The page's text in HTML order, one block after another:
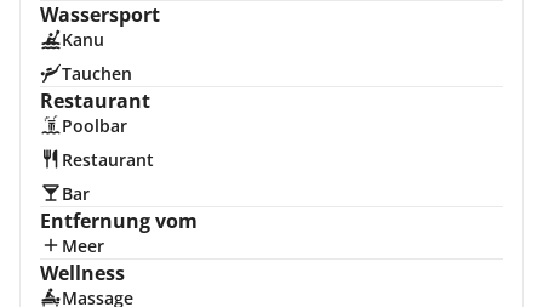
Wassersport
Kanu
Tauchen
Restaurant
Poolbar
Restaurant
Bar
Entfernung vom
Meer
Wellness
Massage